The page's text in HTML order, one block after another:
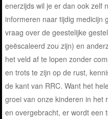
enerzijds wil je er dan ook zelf
informeren naar tijdig medicijn
vraag over de geestelijke
geëscaleerd zou zijn) en
het veld af te lopen zonder
en trots te zijn op de rust,
de kant van RRC. Want het
groei van onze kinderen in het
en overgebracht, er wordt een